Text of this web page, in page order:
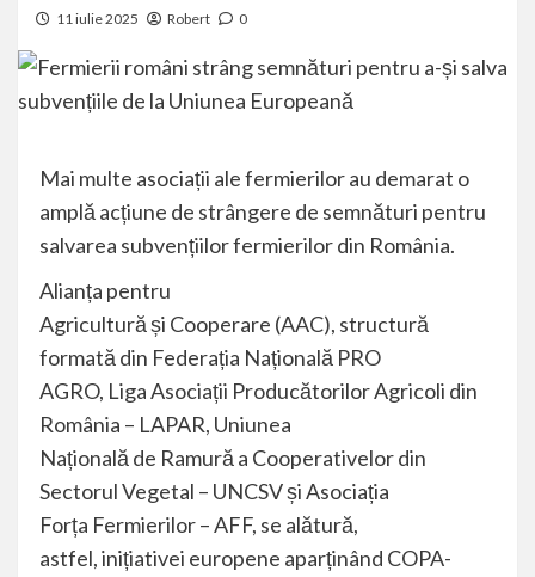
11 iulie 2025 Robert 0
Mai multe asociații ale fermierilor au demarat o
amplă acțiune de strângere de semnături pentru
salvarea subvențiilor fermierilor din România.
Alianța pentru
Agricultură și Cooperare (AAC), structură
formată din Federația Națională PRO
AGRO, Liga Asociații Producătorilor Agricoli din
România – LAPAR, Uniunea
Națională de Ramură a Cooperativelor din
Sectorul Vegetal – UNCSV și Asociația
Forța Fermierilor – AFF, se alătură,
astfel, inițiativei europene aparținând COPA-